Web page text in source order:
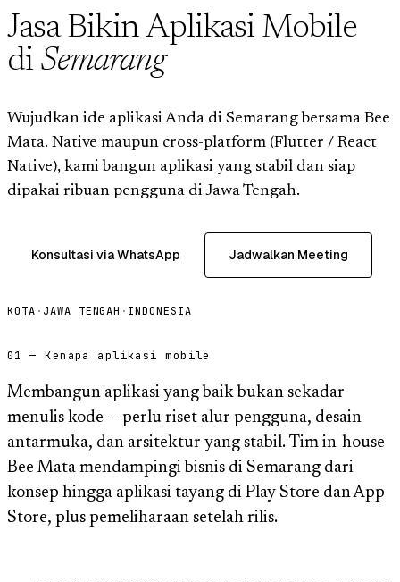
Jasa Bikin Aplikasi Mobile
di Semarang
Wujudkan ide aplikasi Anda di Semarang bersama Bee
Mata. Native maupun cross-platform (Flutter / React
Native), kami bangun aplikasi yang stabil dan siap
dipakai ribuan pengguna di Jawa Tengah.
Konsultasi via WhatsApp Jadwalkan Meeting
KOTA · JAWA TENGAH · INDONESIA
01 — Kenapa aplikasi mobile
Membangun aplikasi yang baik bukan sekadar
menulis kode — perlu riset alur pengguna, desain
antarmuka, dan arsitektur yang stabil. Tim in-house
Bee Mata mendampingi bisnis di Semarang dari
konsep hingga aplikasi tayang di Play Store dan App
Store, plus pemeliharaan setelah rilis.